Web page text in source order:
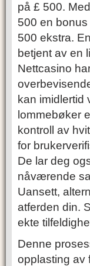
på £ 500.
500 en
500 ekstra.
betjent av en
Nettcasino
kan
lommebøker
kontroll av
for
De lar deg
nåværende
Uansett,
atferden din.
ekte
Denne
opplasting av